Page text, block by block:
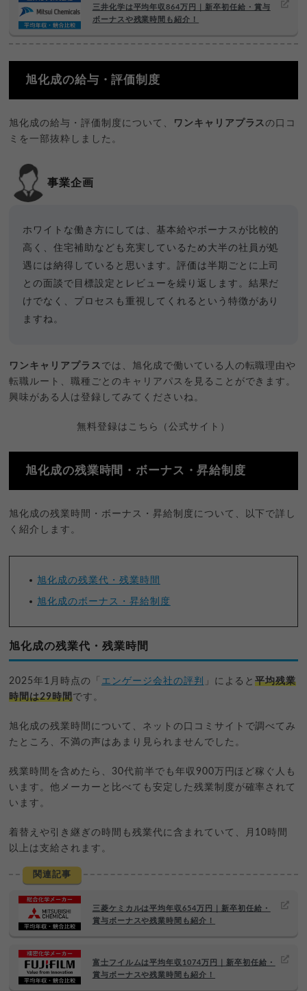
三井化学は平均年収864万円｜新卒初任給・賞与
ボーナスや残業時間も紹介！
旭化成の給与・評価制度
旭化成の給与・評価制度について、 ワンキャリアプラスの口コ
ミを一部抜粋しました。
事業企画
ホワイトな働き方にしては、基本給やボーナスが比較的
高く、住宅補助なども充実しているため大半の社員が処
遇には納得していると思います。 評価は半期ごとに上司
との面談で目標設定とレビューを繰り返します。結果だ
けでなく、プロセスも重視してくれるという特徴があり
ますね。
ワンキャリアプラス では、旭化成で働いている人の転職理由や
転職ルート、職種ごとのキャリアパスを見ることができます。
興味がある人は登録してみてくださいね。
無料登録はこちら（公式サイト）
旭化成の残業時間・ボーナス・昇給制度
旭化成の残業時間・ボーナス・昇給制度について、以下で詳し
く紹介します。
旭化成の残業代・残業時間
旭化成のボーナス・昇給制度
旭化成の残業代・残業時間
2025年1月時点の「 エンゲージ会社の評判 」によると平均残業
時間は29時間です。
旭化成の残業時間について、ネットの口コミサイトで調べてみ
たところ、不満の声はあまり見られませんでした。
残業時間を含めたら、30代前半でも年収900万円ほど稼ぐ人も
います。他メーカーと比べても安定した残業制度が確率されて
います。
着替えや引き継ぎの時間も残業代に含まれていて、月10時間
以上は支給されます。
関連記事
三菱ケミカルは平均年収654万円｜新卒初任給・
賞与ボーナスや残業時間も紹介！
富士フイルムは平均年収1074万円｜新卒初任給・
賞与ボーナスや残業時間も紹介！